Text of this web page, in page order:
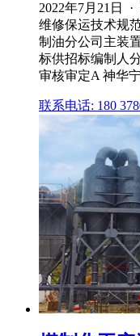
2022年7月21日
维修保运技术规
制油分公司主装
标供招标编制人
审核审定A 神华
联系电话: 180